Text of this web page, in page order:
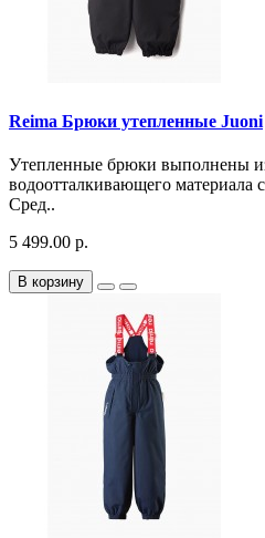
Reima Брюки утепленные Juoni
Утепленные брюки выполнены
водоотталкивающего
Сред..
5 499.00 р.
В корзину